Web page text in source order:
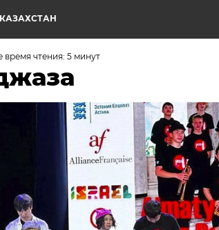
КАЗАХСТАН
чтения: 5 минут